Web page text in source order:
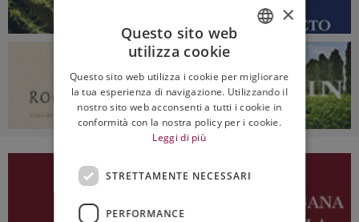
ENGLISH
×
Questo sito web
utilizza cookie
Questo sito web utilizza i cookie per migliorare
la tua esperienza di navigazione. Utilizzando il
nostro sito web acconsenti a tutti i cookie in
conformità con la nostra policy per i cookie.
Leggi di più
STRETTAMENTE NECESSARI
PERFORMANCE